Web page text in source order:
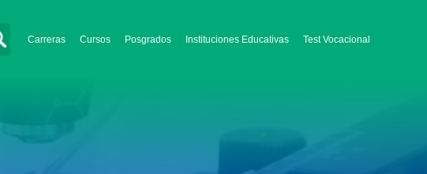
Carreras Cursos Posgrados Instituciones Educativas Test Vocacional